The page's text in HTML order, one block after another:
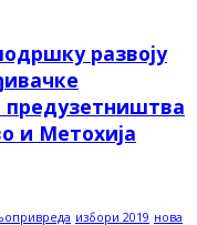
развоју
предузетништва
и Метохија
избори 2019 нова